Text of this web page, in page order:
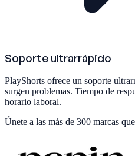
Soporte ultrarrápido
PlayShorts ofrece un soporte
surgen problemas. Tiempo de
horario laboral.
Únete a las más de 300 marcas